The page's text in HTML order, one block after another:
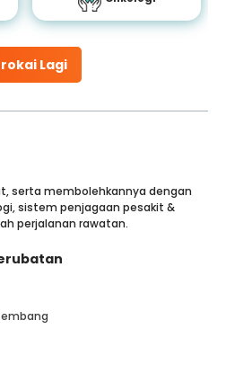
Lagi
serta membolehkannya dengan
sistem penjagaan pesakit &
perjalanan rawatan.